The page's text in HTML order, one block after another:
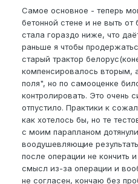
Самое основное - теперь
бетонной стене и не выть от
стала гораздо ниже, что
раньше я чтобы
старый трактор
компенсировалось вторым,
поля", но по самооценке
контролировать. Это очень
отпустило. Практики к
как хотелось бы, но те
с моим парапланом
воодушевляющие
после операции не кончить
смысл из-за операции и
не согласен, кончаю без